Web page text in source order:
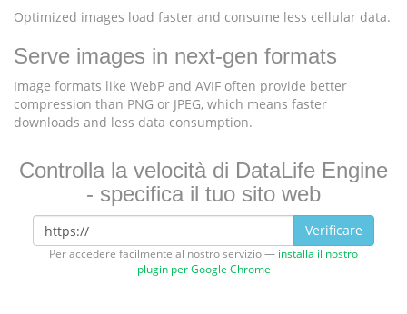
Optimized images load faster and consume less cellular data.
Serve images in next-gen formats
Image formats like WebP and AVIF often provide better
compression than PNG or JPEG, which means faster
downloads and less data consumption.
Controlla la velocità di DataLife Engine
- specifica il tuo sito web
Verificare
Per accedere facilmente al nostro servizio — installa il nostro
plugin per Google Chrome